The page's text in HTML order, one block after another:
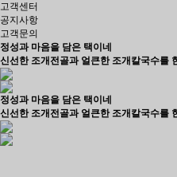
고객센터
공지사항
고객문의
정성과 마음을 담은 택이네
신선한 조개전골과 얼큰한 조개칼국수를
정성과 마음을 담은 택이네
신선한 조개전골과 얼큰한 조개칼국수를